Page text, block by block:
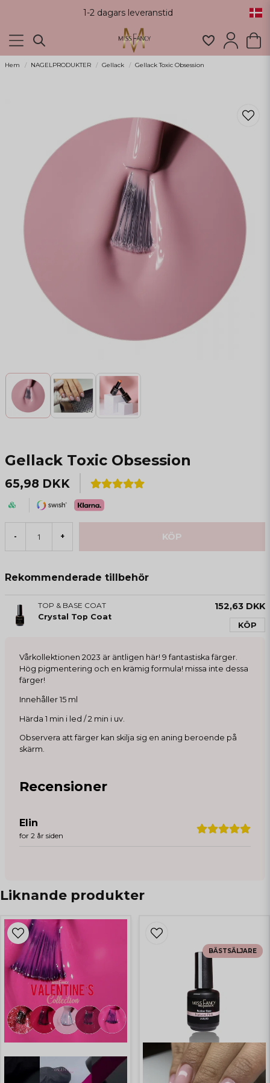
1-2 dagars leveranstid
Hem NAGELPRODUKTER Gellack Gellack Toxic Obsession
Gellack Toxic Obsession
65,98 DKK
- + KÖP
Rekommenderade tillbehör
TOP & BASE COAT
Crystal Top Coat
152,63 DKK
KÖP
Vårkollektionen 2023 är äntligen här! 9 fantastiska färger.
Hög pigmentering och en krämig formula! missa inte dessa
färger!
Innehåller 15 ml
Härda 1 min i led / 2 min i uv.
Observera att färger kan skilja sig en aning beroende på
skärm.
Recensioner
Elin
for 2 år siden
Liknande produkter
BÄSTSÄLJARE